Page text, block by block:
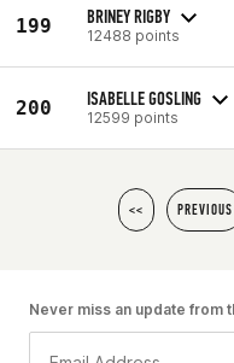
199 BRINEY RIGBY
12488 points
200 ISABELLE GOSLING
12599 points
<< PREVIOUS
Never miss an update from